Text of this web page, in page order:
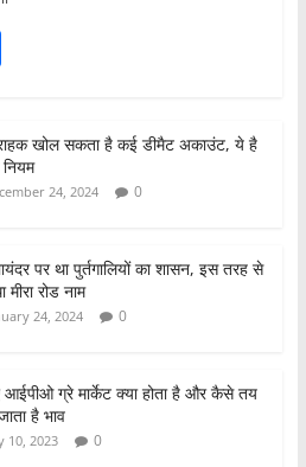
S
e खोल सकता है कई डीमैट अकाउंट, ये है
24, 2024 0
पर था पुर्तगालियों का शासन, इस तरह से
मीरा रोड नाम
24, 2024 0
आईपीओ ग्रे मार्केट क्या होता है और कैसे तय
है भाव
10, 2023 0